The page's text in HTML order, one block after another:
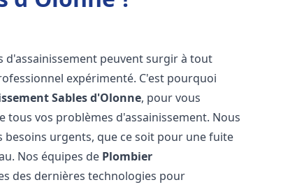
d'assainissement peuvent surgir à tout
expérimenté. C'est pourquoi
Sables d'Olonne, pour vous
vos problèmes d'assainissement. Nous
urgents, que ce soit pour une fuite
Nos équipes de Plombier
des dernières technologies pour